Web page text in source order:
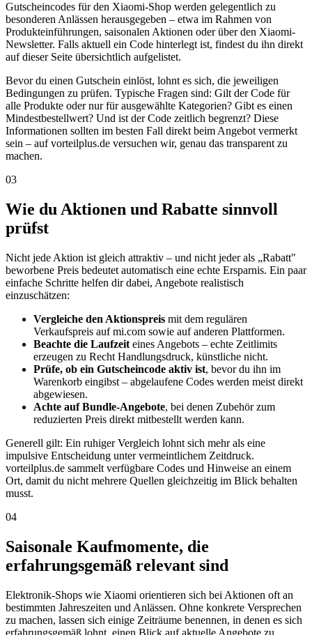
Gutscheincodes für den Xiaomi-Shop werden gelegentlich zu
besonderen Anlässen herausgegeben – etwa im Rahmen von
Produkteinführungen, saisonalen Aktionen oder über den Xiaomi-
Newsletter. Falls aktuell ein Code hinterlegt ist, findest du ihn direkt
auf dieser Seite übersichtlich aufgelistet.
Bevor du einen Gutschein einlöst, lohnt es sich, die jeweiligen
Bedingungen zu prüfen. Typische Fragen sind: Gilt der Code für
alle Produkte oder nur für ausgewählte Kategorien? Gibt es einen
Mindestbestellwert? Und ist der Code zeitlich begrenzt? Diese
Informationen sollten im besten Fall direkt beim Angebot vermerkt
sein – auf vorteilplus.de versuchen wir, genau das transparent zu
machen.
03
Wie du Aktionen und Rabatte sinnvoll
prüfst
Nicht jede Aktion ist gleich attraktiv – und nicht jeder als „Rabatt"
beworbene Preis bedeutet automatisch eine echte Ersparnis. Ein paar
einfache Schritte helfen dir dabei, Angebote realistisch
einzuschätzen:
Vergleiche den Aktionspreis mit dem regulären
Verkaufspreis auf mi.com sowie auf anderen Plattformen.
Beachte die Laufzeit eines Angebots – echte Zeitlimits
erzeugen zu Recht Handlungsdruck, künstliche nicht.
Prüfe, ob ein Gutscheincode aktiv ist, bevor du ihn im
Warenkorb eingibst – abgelaufene Codes werden meist direkt
abgewiesen.
Achte auf Bundle-Angebote, bei denen Zubehör zum
reduzierten Preis direkt mitbestellt werden kann.
Generell gilt: Ein ruhiger Vergleich lohnt sich mehr als eine
impulsive Entscheidung unter vermeintlichem Zeitdruck.
vorteilplus.de sammelt verfügbare Codes und Hinweise an einem
Ort, damit du nicht mehrere Quellen gleichzeitig im Blick behalten
musst.
04
Saisonale Kaufmomente, die
erfahrungsgemäß relevant sind
Elektronik-Shops wie Xiaomi orientieren sich bei Aktionen oft an
bestimmten Jahreszeiten und Anlässen. Ohne konkrete Versprechen
zu machen, lassen sich einige Zeiträume benennen, in denen es sich
erfahrungsgemäß lohnt, einen Blick auf aktuelle Angebote zu